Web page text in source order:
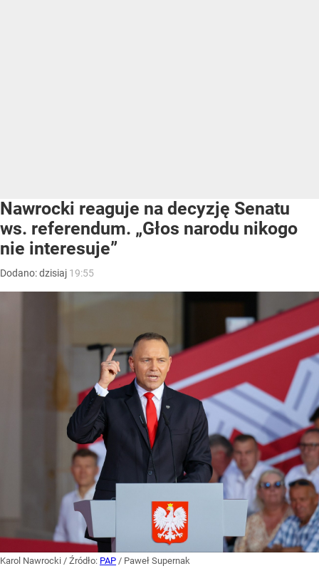
Nawrocki reaguje na decyzję Senatu
ws. referendum. „Głos narodu nikogo
nie interesuje”
Dodano:dzisiaj 19:55
Karol Nawrocki / Źródło: PAP / Paweł Supernak